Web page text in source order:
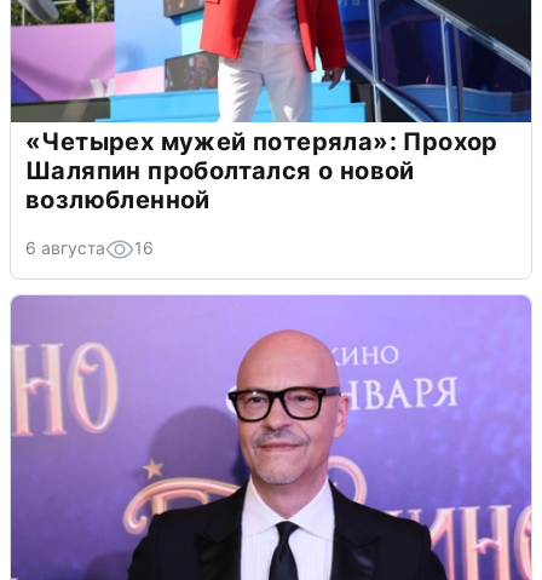
«Четырех мужей потеряла»: Прохор
Шаляпин проболтался о новой
возлюбленной
6 августа 16